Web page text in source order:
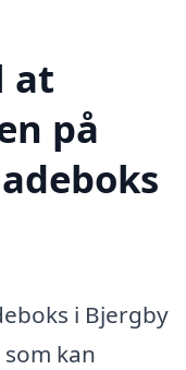
at
på
i Bjergby
kan